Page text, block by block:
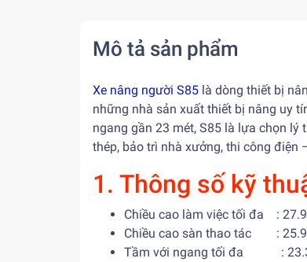
Mô tả sản phẩm
Xe nâng người S85 là dòng thiết bị
những nhà sản xuất thiết bị nâng uy
ngang gần 23 mét, S85 là lựa chọn
thép, bảo trì nhà xưởng, thi công điện
1. Thông số kỹ
Chiều cao làm việc tối đa :
Chiều cao sàn thao tác :
Tầm với ngang tối đa :